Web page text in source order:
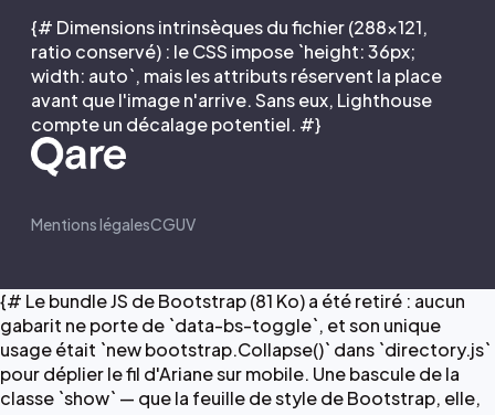
{# Dimensions intrinsèques du fichier (288×121,
ratio conservé) : le CSS impose `height: 36px;
width: auto`, mais les attributs réservent la place
avant que l'image n'arrive. Sans eux, Lighthouse
compte un décalage potentiel. #}
Mentions légalesCGUV
{# Le bundle JS de Bootstrap (81 Ko) a été retiré : aucun
gabarit ne porte de `data-bs-toggle`, et son unique
usage était `new bootstrap.Collapse()` dans `directory.js`
pour déplier le fil d'Ariane sur mobile. Une bascule de la
classe `show` — que la feuille de style de Bootstrap, elle,